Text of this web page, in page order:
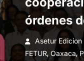
órdenes
iniciativa
impulsar
Asetur Edicion
FETUR, Oaxaca,